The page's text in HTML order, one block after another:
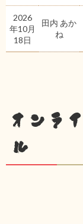
2026
年10月
18日
田内 あか
ね
オンラ
ル